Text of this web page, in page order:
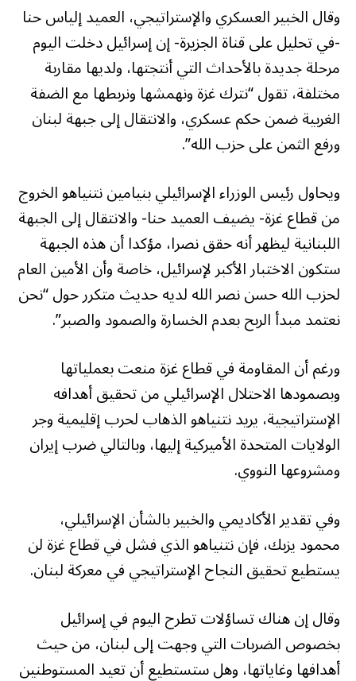
وقال الخبير العسكري والإستراتيجي، العميد إلياس حنا
-في تحليل على قناة الجزيرة- إن إسرائيل دخلت اليوم
مرحلة جديدة بالأحداث التي أنتجتها، ولديها مقاربة
مختلفة، تقول “نترك غزة ونهمشها ونربطها مع الضفة
الغربية ضمن حكم عسكري، والانتقال إلى جبهة لبنان
ورفع الثمن على حزب الله”.
ويحاول رئيس الوزراء الإسرائيلي بنيامين نتنياهو الخروج
من قطاع غزة- يضيف العميد حنا- والانتقال إلى الجبهة
اللبنانية ليظهر أنه حقق نصرا، مؤكدا أن هذه الجبهة
ستكون الاختبار الأكبر لإسرائيل، خاصة وأن الأمين العام
لحزب الله حسن نصر الله لديه حديث متكرر حول “نحن
نعتمد مبدأ الربح بعدم الخسارة والصمود والصبر”.
ورغم أن المقاومة في قطاع غزة منعت بعملياتها
وبصمودها الاحتلال الإسرائيلي من تحقيق أهدافه
الإستراتيجية، يريد نتنياهو الذهاب لحرب إقليمية وجر
الولايات المتحدة الأميركية إليها، وبالتالي ضرب إيران
ومشروعها النووي.
وفي تقدير الأكاديمي والخبير بالشأن الإسرائيلي،
محمود يزبك، فإن نتنياهو الذي فشل في قطاع غزة لن
يستطيع تحقيق النجاح الإستراتيجي في معركة لبنان.
وقال إن هناك تساؤلات تطرح اليوم في إسرائيل
بخصوص الضربات التي وجهت إلى لبنان، من حيث
أهدافها وغاياتها، وهل ستستطيع أن تعيد المستوطنين